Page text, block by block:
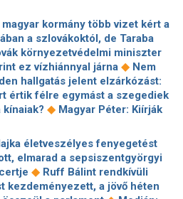
szerződéseket a HM cége a
Eventtel, a miniszter
tett
◆Orbán Anita
a szlovák kormányt, hogy
a magyar vízellátást ◆ Forró
gátja lehet az uniós
hazahozatalának az
◆ Török Gábor: Ez
az albérletpiacon, nincs
◆Hirtelen titkolózni kezdett a
a kegyelmi ügyekről◆
két köztársasági elnöke is
magyar kormány több vizet kért a
a szlovákoktól, de Taraba
környezetvédelmi miniszter
ez vízhiánnyal járna ◆ Nem
hallgatás jelent elzárkózást:
értik félre egymást a szegediek
kínaiak? ◆ Magyar Péter: Kiírják
magyar állami
fognak előírni ◆Orbán
hatszor repült honvédségi
Csádba és Nigerbe◆Ismert
utazási iroda ment csődbe,
életveszélyes fenyegetést
elmarad a sepsiszentgyörgyi
◆ Ruff Bálint rendkívüli
kezdeményezett, a jövő héten